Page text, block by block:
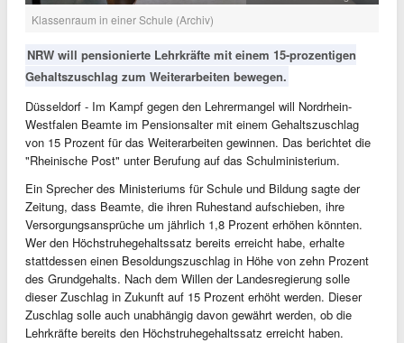
Klassenraum in einer Schule (Archiv)
NRW will pensionierte Lehrkräfte mit einem 15-prozentigen
Gehaltszuschlag zum Weiterarbeiten bewegen.
Düsseldorf - Im Kampf gegen den Lehrermangel will Nordrhein-
Westfalen Beamte im Pensionsalter mit einem Gehaltszuschlag
von 15 Prozent für das Weiterarbeiten gewinnen. Das berichtet die
"Rheinische Post" unter Berufung auf das Schulministerium.
Ein Sprecher des Ministeriums für Schule und Bildung sagte der
Zeitung, dass Beamte, die ihren Ruhestand aufschieben, ihre
Versorgungsansprüche um jährlich 1,8 Prozent erhöhen könnten.
Wer den Höchstruhegehaltssatz bereits erreicht habe, erhalte
stattdessen einen Besoldungszuschlag in Höhe von zehn Prozent
des Grundgehalts. Nach dem Willen der Landesregierung solle
dieser Zuschlag in Zukunft auf 15 Prozent erhöht werden. Dieser
Zuschlag solle auch unabhängig davon gewährt werden, ob die
Lehrkräfte bereits den Höchstruhegehaltssatz erreicht haben.